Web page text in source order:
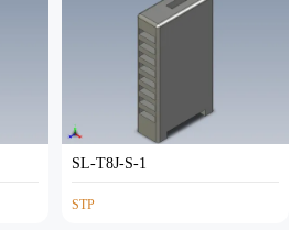
SL-T8J-S-1
STP